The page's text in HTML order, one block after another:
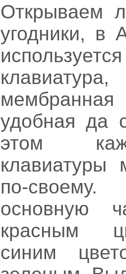
Открываем
угодники, в
удобная да
этом
клавиатуры
по-
основную
красным
синим